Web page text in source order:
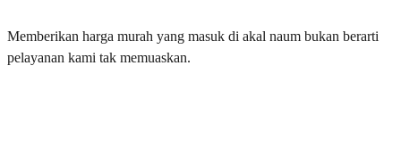
Memberikan harga murah yang masuk di akal naum bukan berarti
pelayanan kami tak memuaskan.